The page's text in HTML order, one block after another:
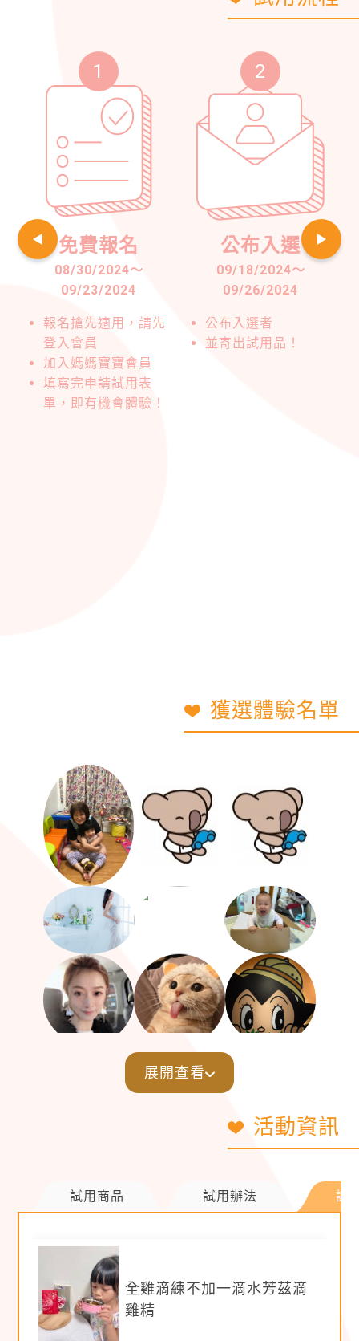
1
免費報名
08/30/2024～
09/23/2024
報名搶先適用，請先
登入會員
加入媽媽寶寶會員
填寫完申請試用表
單，即有機會體驗！
2
公布入選
09/18/2024～
09/26/2024
公布入選者
並寄出試用品！
獲選體驗名單
展開查看
活動資訊
試用商品 試用辦法 試
【撰文規範】
字數約 200 字以上，體驗內容著重敘述口感、
體力幫助情形，另以本身生活習慣帶入使用情境
為佳 (例如懷孕營養需求、上班提神、出遊保持
全雞滴練不加一滴水芳茲滴
雞精